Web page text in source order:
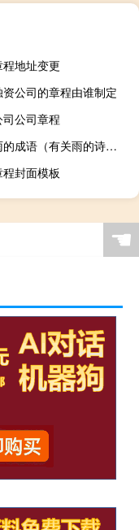
地址变更
资公司的章程由谁制定
公司章程
关于雨的成语（有关雨的诗句和成语）
封面模板
☚